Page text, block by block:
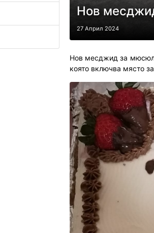
Нов
27 Април 2024
Нов месджид за
която включва място